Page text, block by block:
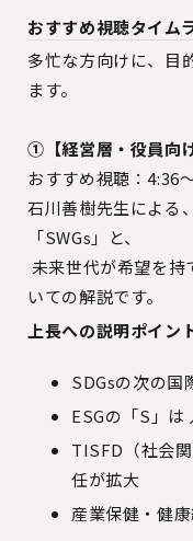
おすすめ視聴タイム
多忙な方向けに、目
ます。
①【経営層・役員向
おすすめ視聴：4:36
石川善樹先生による
「SWGs」と、
未来世代が希望を
いての解説です。
上長への説明ポイン
SDGsの次の国
ESGの「S」
TISFD（社会
任が拡大
産業保健・健